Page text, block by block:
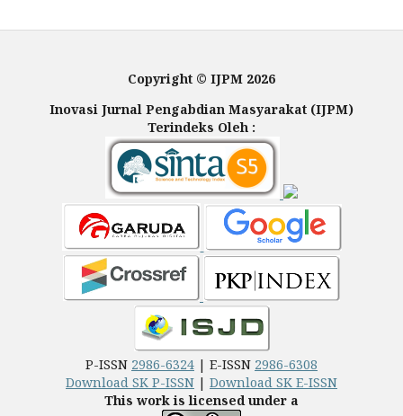
Copyright © IJPM 2026
Inovasi Jurnal Pengabdian Masyarakat (IJPM)
Terindeks Oleh :
P-ISSN 2986-6324 | E-ISSN 2986-6308
Download SK P-ISSN | Download SK E-ISSN
This work is licensed under a